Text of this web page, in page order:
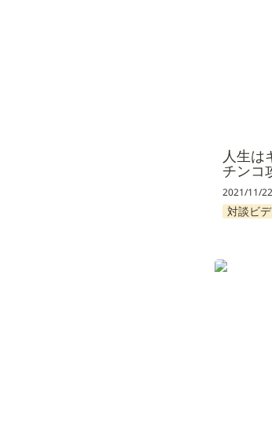
人生
チンコ
2021/11/22
対談ビ
デザイナ